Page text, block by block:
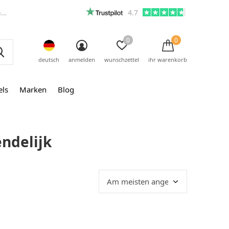
Marken Blog
deutsch anmelden wunschzettel
0
ihr warenkorb
0
4.7